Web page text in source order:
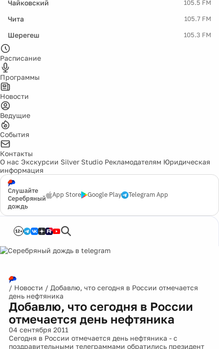
Чайковский 105.5 FM
Чита 105.7 FM
Шерегеш 105.3 FM
Расписание
Программы
Новости
Ведущие
События
Контакты
О нас Экскурсии Silver Studio Рекламодателям Юридическая
информация
Слушайте
Серебряный
дождь
App Store Google Play Telegram App
12+
/ Новости / Добавлю, что сегодня в России отмечается
день нефтяника
Добавлю, что сегодня в России
отмечается день нефтяника
04 сентября 2011
Сегодня в России отмечается день нефтяника - с
поздравительными телеграммами обратились президент